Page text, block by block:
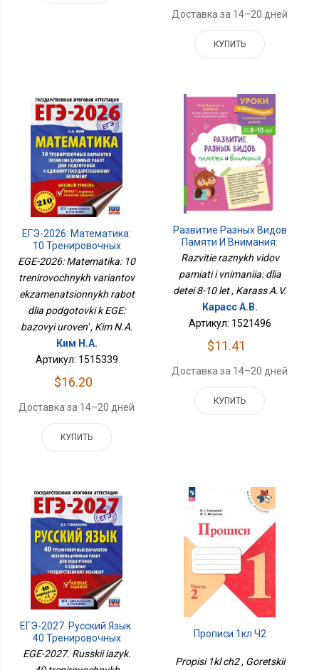
Доставка за 14–20 дней
КУПИТЬ
ЕГЭ-2026: Математика:
10 Тренировочных
Вариантов
Работ Для Подготовки К
ЕГЭ: Базовый Уровень
EGE-2026: Matematika: 10
trenirovochnykh variantov
ekzamenatsionnykh rabot
dlia podgotovki k EGE:
bazovyi uroven' , Kim N.A.
Ким Н.А.
Артикул: 1515339
$16.20
Доставка за 14–20 дней
КУПИТЬ
Развитие Разных Видов
Памяти И Внимания:
Для Детей 8-10 Лет
Razvitie raznykh vidov
pamiati i vnimaniia: dlia
detei 8-10 let , Karass A.V.
Карасс А.В.
Артикул: 1521496
$11.41
Доставка за 14–20 дней
КУПИТЬ
ЕГЭ-2027. Русский Язык.
40 Тренировочных
Вариантов
Экзаменационных
EGE-2027. Russkii iazyk.
Прописи 1кл Ч2
Propisi 1kl ch2 , Goretskii